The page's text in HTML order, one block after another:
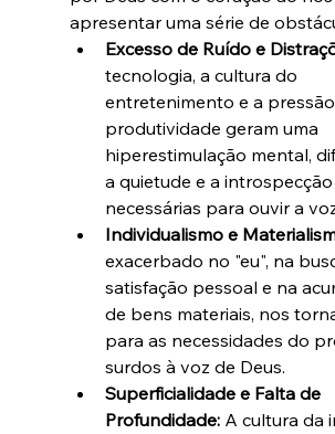
apresentar uma série de
Excesso de Ruído e
tecnologia, a cultura do
entretenimento e a
produtividade geram uma
hiperestimulação mental,
a quietude e a introspecção
necessárias para ouvir a
Individualismo e
exacerbado no "eu", na
satisfação pessoal e na
de bens materiais, nos
para as necessidades do
surdos à voz de Deus.
Superficialidade e Falta de
Profundidade: A cultura da